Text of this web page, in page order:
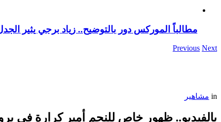
مطالباً الموركس دور بالتوضيح.. زياد برجي يثير
Previous Next
in مشاهير
بالفيديو.. ظهور خاص للنجم أمير كرارة في